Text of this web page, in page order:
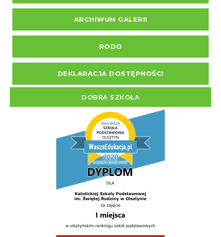
ARCHIWUM GALERII
RODO
DEKLARACJA DOSTĘPNOŚCI
DOBRA SZKOŁA